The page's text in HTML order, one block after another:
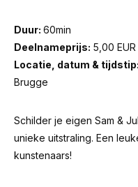
Duur: 60min
Deelnameprijs: 5,00 EUR
Locatie, datum & tijdstip:
Brugge
Schilder je eigen Sam &
unieke uitstraling. Een
kunstenaars!